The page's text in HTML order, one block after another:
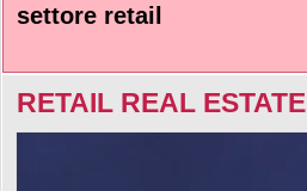
settore retail
RETAIL REAL ESTATE